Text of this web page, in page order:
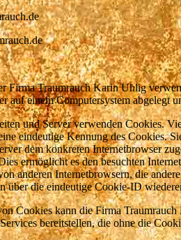
Firma Traumrauch Karin Uhlig
auf einem Computersystem abgelegt
und Server verwenden Cookies.
eindeutige Kennung des Cookies.
dem konkreten Internetbrowser
ermöglicht es den besuchten
anderen Internetbrowsern, die
über die eindeutige Cookie-ID
Cookies kann die Firma
bereitstellen, die ohne die